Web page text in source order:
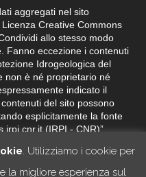
aggregati nel sito
Creative Commons
allo stesso modo
Fanno eccezione i contenuti
Idrogeologica del
non è né proprietario né
indicato il
del sito possono
esplicitamente la fonte
(IRPI - CNR)”.
. Utilizziamo i cookie per
la migliore esperienza sul